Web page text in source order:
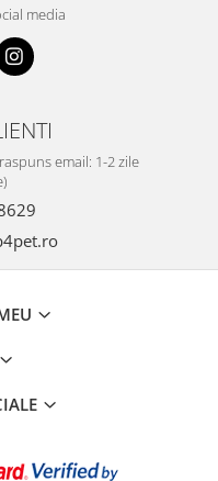
media
email: 1-2 zile